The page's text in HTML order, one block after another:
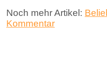
Noch mehr Artikel:
Kommentar